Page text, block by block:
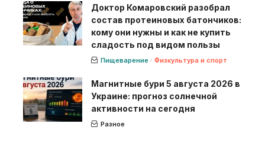
Доктор Комаровский разобрал
состав протеиновых батончиков:
кому они нужны и как не купить
сладость под видом пользы
Пищеварение Физкультура и спорт
Магнитные бури 5 августа 2026 в
Украине: прогноз солнечной
активности на сегодня
Разное